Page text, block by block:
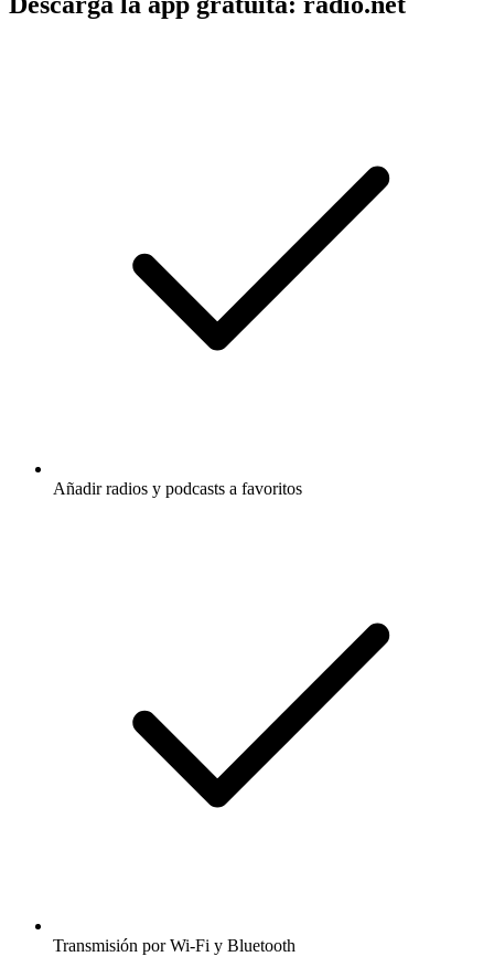
Añadir radios y podcasts a favoritos
Transmisión por Wi-Fi y Bluetooth